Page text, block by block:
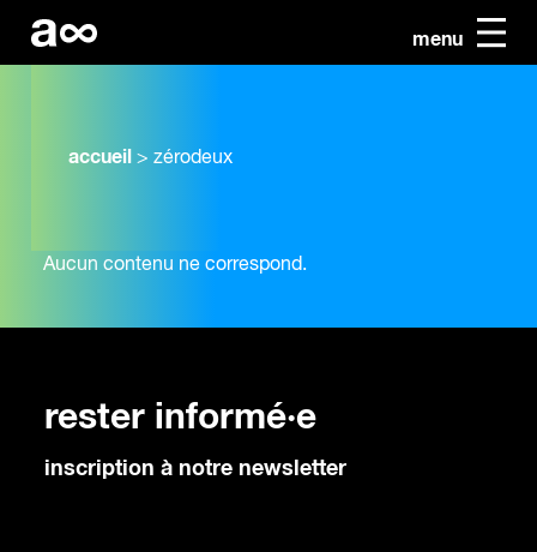
menu
accueil > zérodeux
Aucun contenu ne correspond.
rester informé·e
inscription à notre newsletter